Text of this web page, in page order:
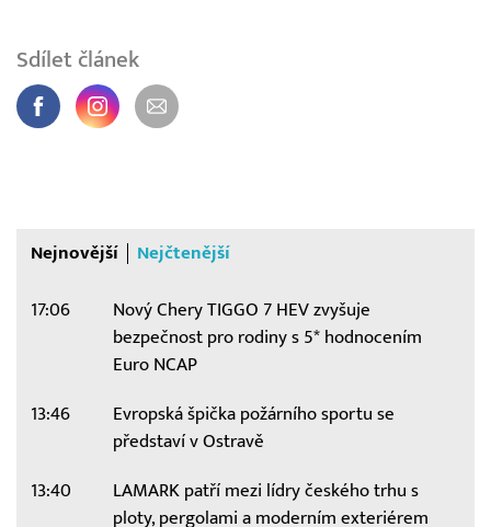
Sdílet článek
Nejnovější Nejčtenější
17:06
Nový Chery TIGGO 7 HEV zvyšuje
bezpečnost pro rodiny s 5* hodnocením
Euro NCAP
13:46
Evropská špička požárního sportu se
představí v Ostravě
13:40
LAMARK patří mezi lídry českého trhu s
ploty, pergolami a moderním exteriérem